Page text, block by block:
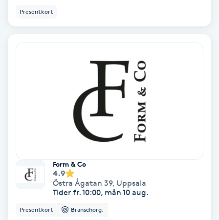
Osteopati
Pensionärklippning
Permanent hårborttagning
Permanent ögonbrynsmakeup
Presentkort
Form & Co
4.9
Östra Ågatan 39, Uppsala
Tider fr. 10:00, mån 10 aug.
Presentkort Branschorg.